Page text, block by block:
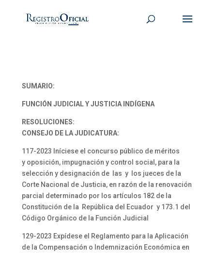
SUMARIO:
FUNCIÓN JUDICIAL Y JUSTICIA INDÍGENA
RESOLUCIONES:
CONSEJO DE LA JUDICATURA:
117-2023 Iníciese el concurso público de méritos
y oposición, impugnación y control social, para la
selección y designación de las y los jueces de la
Corte Nacional de Justicia, en razón de la renovación
parcial determinado por los artículos 182 de la
Constitución de la República del Ecuador y 173.1 del
Código Orgánico de la Función Judicial
129-2023 Expídese el Reglamento para la Aplicación
de la Compensación o Indemnización Económica en